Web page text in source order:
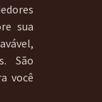
sua
São
você